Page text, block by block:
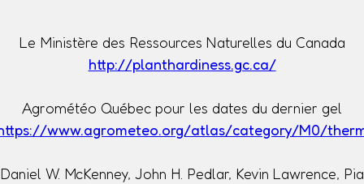
Le Ministère des Ressources Naturelles du Canada
http://planthardiness.gc.ca/
Agrométéo Québec pour les dates du dernier gel
www.agrometeo.org/atlas/category/M0/
Daniel W. McKenney, John H. Pedlar, Kevin Lawrence, Pia